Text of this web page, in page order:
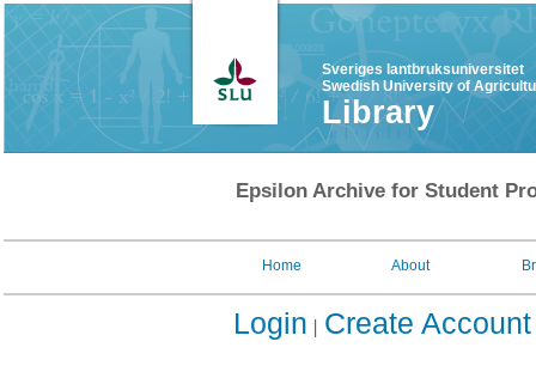
Sveriges lantbruksuniversitet
Swedish University of
Library
Epsilon Archive for Student
Home About
Login Create Account